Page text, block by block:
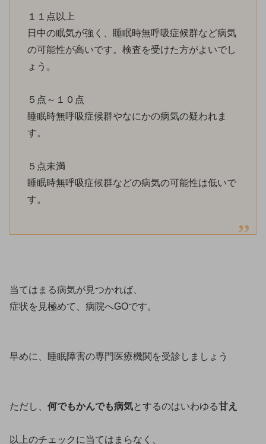
１１点以上
日中の眠気が強く、睡眠時無呼吸症候群など病気
の可能性が高いです。検査を受けた方がよいでし
ょう。
５点～１０点
睡眠時無呼吸症候群やなにかの病気の疑われま
す。
５点未満
睡眠時無呼吸症候群などの病気の可能性は低いで
す。
当てはまる病気が見つかれば、
症状を見極めて、病院へGOです。
早めに、睡眠障害の専門医療機関を受診しましょう
ただし、 何でもかんでも病気とするのはいわゆる甘え
以上のチェックに当てはまらなく、